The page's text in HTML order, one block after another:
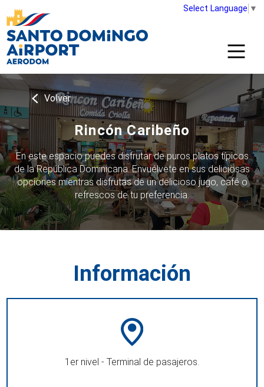
Select Language ▼
Volver
Rincón Caribeño
En este espacio puedes disfrutar de puros platos típicos
de la República Dominicana. Envuélvete en sus deliciosas
opciones mientras disfrutas de un delicioso jugo, café o
refrescos de tu preferencia.
Información
1er nivel - Terminal de pasajeros.